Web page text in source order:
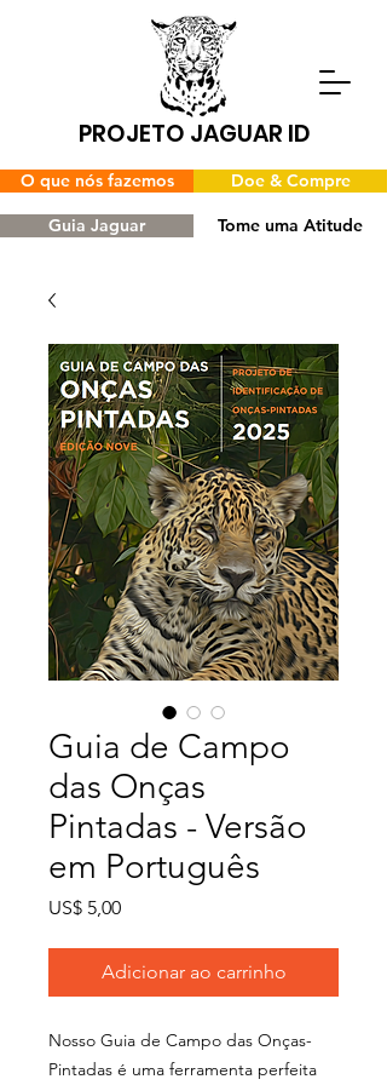
PROJETO JAGUAR ID
O que nós fazemos
Guia Jaguar Tome uma Atitude
Doe & Compre
Guia de Campo
das Onças
Pintadas - Versão
em Português
US$ 5,00Preço
Adicionar ao carrinho
Nosso Guia de Campo das Onças-
Pintadas é uma ferramenta perfeita